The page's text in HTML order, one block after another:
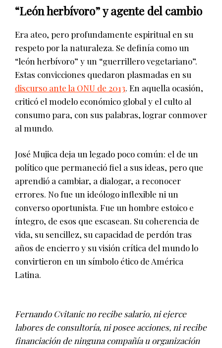
“León herbívoro” y agente del cambio
Era ateo, pero profundamente espiritual en su
respeto por la naturaleza. Se definía como un
“león herbívoro” y un “guerrillero vegetariano”.
Estas convicciones quedaron plasmadas en su
discurso ante la ONU de 2013. En aquella ocasión,
criticó el modelo económico global y el culto al
consumo para, con sus palabras, lograr conmover
al mundo.
José Mujica deja un legado poco común: el de un
político que permaneció fiel a sus ideas, pero que
aprendió a cambiar, a dialogar, a reconocer
errores. No fue un ideólogo inflexible ni un
converso oportunista. Fue un hombre estoico e
íntegro, de esos que escasean. Su coherencia de
vida, su sencillez, su capacidad de perdón tras
años de encierro y su visión crítica del mundo lo
convirtieron en un símbolo ético de América
Latina.
Fernando Cvitanic no recibe salario, ni ejerce
labores de consultoría, ni posee acciones, ni recibe
financiación de ninguna compañía u organización